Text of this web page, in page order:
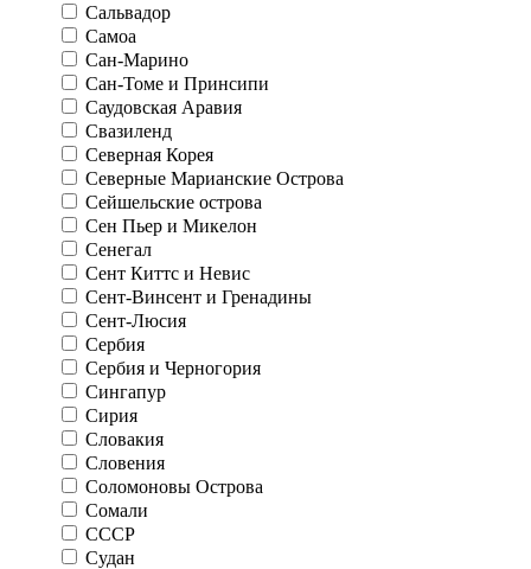
Сальвадор
Самоа
Сан-Марино
Сан-Томе и Принсипи
Саудовская Аравия
Свазиленд
Северная Корея
Северные Марианские Острова
Сейшельские острова
Сен Пьер и Микелон
Сенегал
Сент Киттс и Невис
Сент-Винсент и Гренадины
Сент-Люсия
Сербия
Сербия и Черногория
Сингапур
Сирия
Словакия
Словения
Соломоновы Острова
Сомали
СССР
Судан